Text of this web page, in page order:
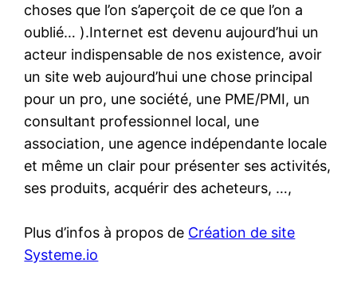
choses que l’on s’aperçoit de ce que l’on a
oublié… ).Internet est devenu aujourd’hui un
acteur indispensable de nos existence, avoir
un site web aujourd’hui une chose principal
pour un pro, une société, une PME/PMI, un
consultant professionnel local, une
association, une agence indépendante locale
et même un clair pour présenter ses activités,
ses produits, acquérir des acheteurs, …,
Plus d’infos à propos de Création de site
Systeme.io